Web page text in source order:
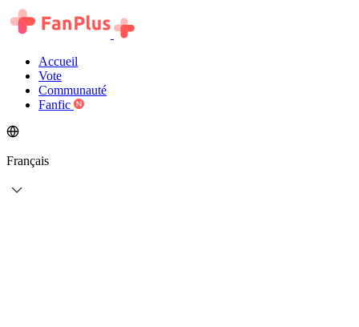
Accueil
Vote
Communauté
Fanfic
Français